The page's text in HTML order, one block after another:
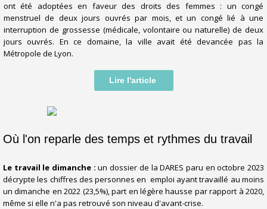
ont été adoptées en faveur des droits des femmes : un congé
menstruel de deux jours ouvrés par mois, et un congé lié à une
interruption de grossesse (médicale, volontaire ou naturelle) de deux
jours ouvrés. En ce domaine, la ville avait été devancée pas la
Métropole de Lyon.
Lire l'article
Où l'on reparle des temps et rythmes du travail
Le travail le dimanche :un dossier de la DARES paru en octobre 2023
décrypte les chiffres des personnes en emploi ayant travaillé au moins
un dimanche en 2022 (23,5%), part en légère hausse par rapport à 2020,
même si elle n'a pas retrouvé son niveau d'avant-crise.